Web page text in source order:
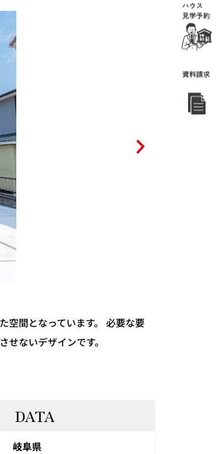
空間となっています。 必要な要
ないデザインです。
DATA
岐阜県